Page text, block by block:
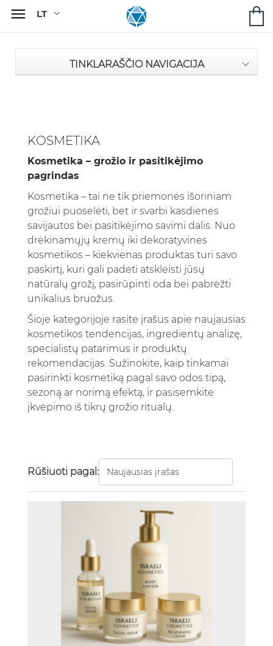

TINKLARAŠČIO NAVIGACIJA
KOSMETIKA
Kosmetika – grožio ir pasitikėjimo
pagrindas
Kosmetika – tai ne tik priemonės išoriniam
grožiui puoselėti, bet ir svarbi kasdienės
savijautos bei pasitikėjimo savimi dalis. Nuo
drėkinamųjų kremų iki dekoratyvinės
kosmetikos – kiekvienas produktas turi savo
paskirtį, kuri gali padėti atskleisti jūsų
natūralų grožį, pasirūpinti oda bei pabrėžti
unikalius bruožus.
Šioje kategorijoje rasite įrašus apie naujausias
kosmetikos tendencijas, ingredientų analizę,
specialistų patarimus ir produktų
rekomendacijas. Sužinokite, kaip tinkamai
pasirinkti kosmetiką pagal savo odos tipą,
sezoną ar norimą efektą, ir pasisemkite
įkvėpimo iš tikrų grožio ritualų.
Rūšiuoti pagal: